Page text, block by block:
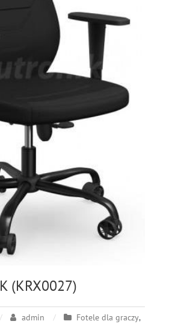
(KRX0027)
admin Fotele dla graczy,